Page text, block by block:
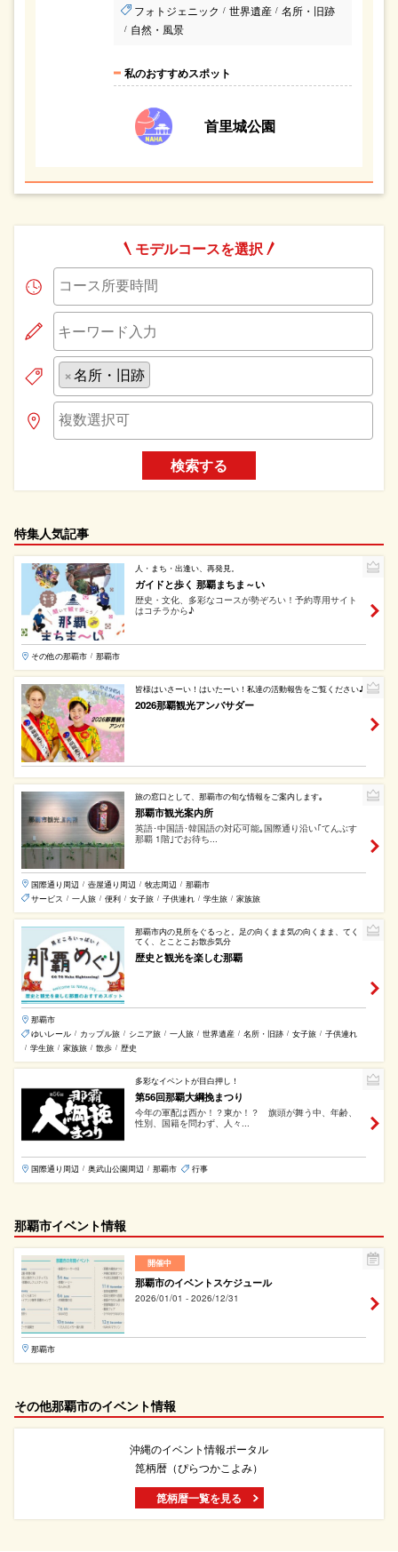
フォトジェニック / 世界遺産 / 名所・旧跡
/ 自然・風景
私のおすすめスポット
首里城公園
モデルコースを選択
×名所・旧跡
検索する
特集人気記事
人・まち・出逢い、再発見。
ガイドと歩く 那覇まちま～い
歴史・文化、多彩なコースが勢ぞろい！予約専用サイト
はコチラから♪
その他の那覇市 / 那覇市
皆様はいさーい！はいたーい！私達の活動報告をご覧ください♪
2026那覇観光アンバサダー
旅の窓口として、那覇市の旬な情報をご案内します｡
那覇市観光案内所
英語･中国語･韓国語の対応可能｡国際通り沿い｢てんぶす
那覇 1階｣でお待ち...
国際通り周辺 / 壺屋通り周辺 / 牧志周辺 / 那覇市
サービス / 一人旅 / 便利 / 女子旅 / 子供連れ / 学生旅 / 家族旅
那覇市内の見所をぐるっと。足の向くまま気の向くまま、てく
てく、とことこお散歩気分
歴史と観光を楽しむ那覇
那覇市
ゆいレール / カップル旅 / シニア旅 / 一人旅 / 世界遺産 / 名所・旧跡 / 女子旅 / 子供連れ
/ 学生旅 / 家族旅 / 散歩 / 歴史
多彩なイベントが目白押し！
第56回那覇大綱挽まつり
今年の軍配は西か！？東か！？ 旗頭が舞う中、年齢、
性別、国籍を問わず、人々...
国際通り周辺 / 奥武山公園周辺 / 那覇市 行事
那覇市イベント情報
開催中
那覇市のイベントスケジュール
2026/01/01 - 2026/12/31
那覇市
その他那覇市のイベント情報
沖縄のイベント情報ポータル
箆柄暦（ぴらつかこよみ）
箆柄暦一覧を見る